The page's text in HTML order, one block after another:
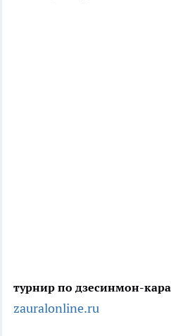
турнир по дзесинмон-
zauralonline.ru